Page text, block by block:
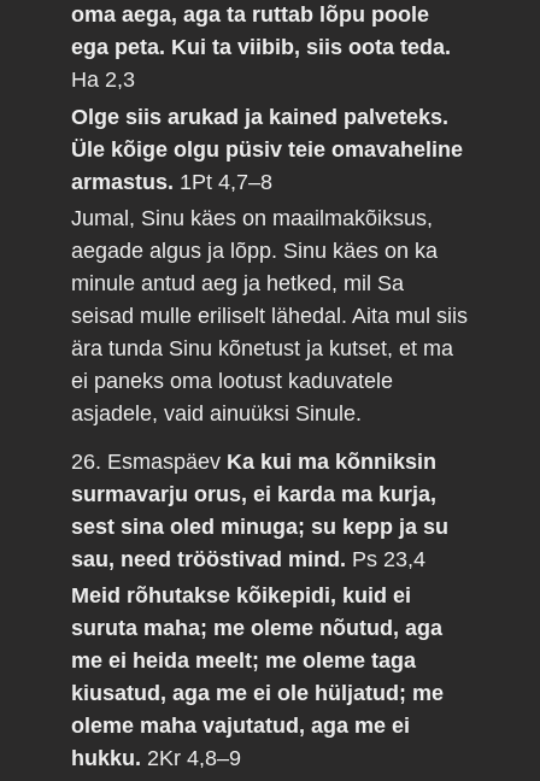
oma aega, aga ta ruttab lõpu poole
ega peta. Kui ta viibib, siis oota teda.
Ha 2,3
Olge siis arukad ja kained palveteks.
Üle kõige olgu püsiv teie omavaheline
armastus. 1Pt 4,7–8
Jumal, Sinu käes on maailmakõiksus,
aegade algus ja lõpp. Sinu käes on ka
minule antud aeg ja hetked, mil Sa
seisad mulle eriliselt lähedal. Aita mul siis
ära tunda Sinu kõnetust ja kutset, et ma
ei paneks oma lootust kaduvatele
asjadele, vaid ainuüksi Sinule.
26. Esmaspäev Ka kui ma kõnniksin
surmavarju orus, ei karda ma kurja,
sest sina oled minuga; su kepp ja su
sau, need trööstivad mind. Ps 23,4
Meid rõhutakse kõikepidi, kuid ei
suruta maha; me oleme nõutud, aga
me ei heida meelt; me oleme taga
kiusatud, aga me ei ole hüljatud; me
oleme maha vajutatud, aga me ei
hukku. 2Kr 4,8–9